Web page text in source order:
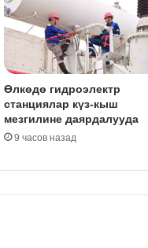
Өлкөдө гидроэлектр
станциялар күз-кыш
мезгилине даярдалууда
9 часов назад